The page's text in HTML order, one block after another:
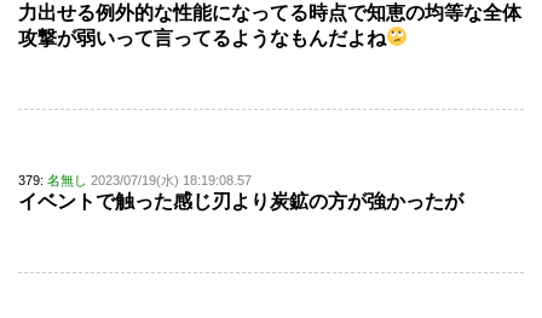
力出せる例外的な性能になってる時点で知恵の均等な全体
攻撃が弱いって言ってるようなもんだよね
379: 名無し 2023/07/19(水) 18:19:08.57
イベントで触った感じ刃より炭鉱の方が強かったが